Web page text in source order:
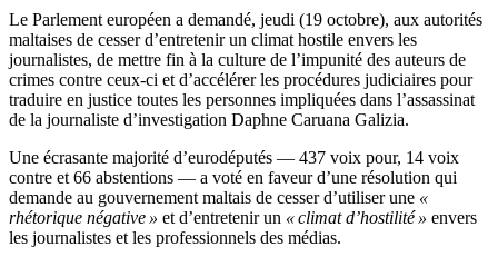
Le Parlement européen a demandé, jeudi (19 octobre), aux autorités
maltaises de cesser d’entretenir un climat hostile envers les
journalistes, de mettre fin à la culture de l’impunité des auteurs de
crimes contre ceux-ci et d’accélérer les procédures judiciaires pour
traduire en justice toutes les personnes impliquées dans l’assassinat
de la journaliste d’investigation Daphne Caruana Galizia.
Une écrasante majorité d’eurodéputés — 437 voix pour, 14 voix
contre et 66 abstentions — a voté en faveur d’une résolution qui
demande au gouvernement maltais de cesser d’utiliser une «
rhétorique négative » et d’entretenir un « climat d’hostilité » envers
les journalistes et les professionnels des médias.